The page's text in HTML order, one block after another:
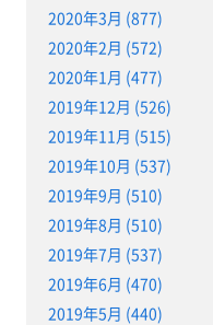
2020年3月 (877)
2020年2月 (572)
2020年1月 (477)
2019年12月 (526)
2019年11月 (515)
2019年10月 (537)
2019年9月 (510)
2019年8月 (510)
2019年7月 (537)
2019年6月 (470)
2019年5月 (440)